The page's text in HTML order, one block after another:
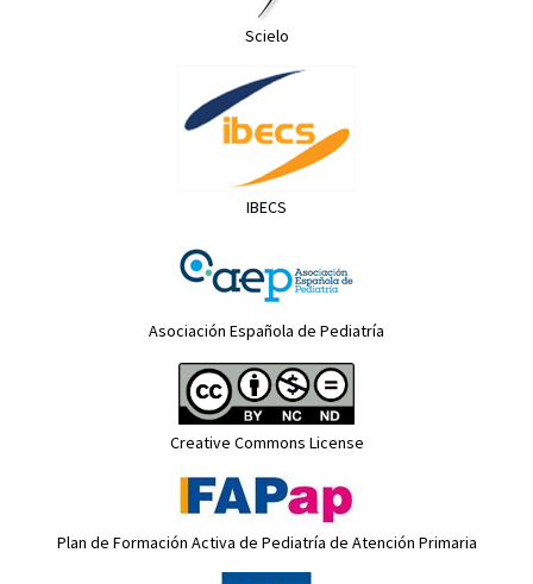
Scielo
IBECS
Asociación Española de Pediatría
Creative Commons License
Plan de Formación Activa de Pediatría de Atención Primaria